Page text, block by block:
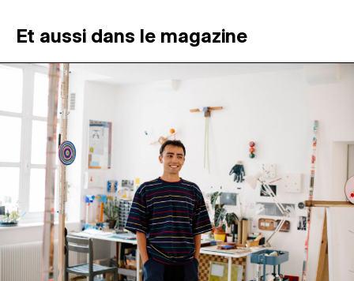
ATELIERS OUVERTS
PROGRAMMATION
MAGAZINE
ESPACES DE PRATIQUE ARTISTIQUE ↓
Recherche
Connexion
Et aussi dans le magazine